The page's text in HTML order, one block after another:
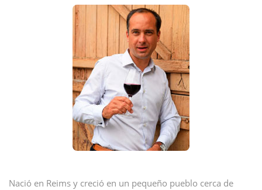
Nació en Reims y creció en un pequeño pueblo cerca de